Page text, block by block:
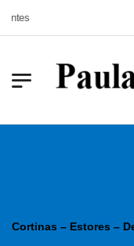
Cortinas – Estores –